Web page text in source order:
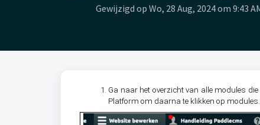
Gewijzigd op Wo, 28 Aug, 2024 om 9:43
Ga naar het overzicht van alle modules
Platform om daarna te klikken op